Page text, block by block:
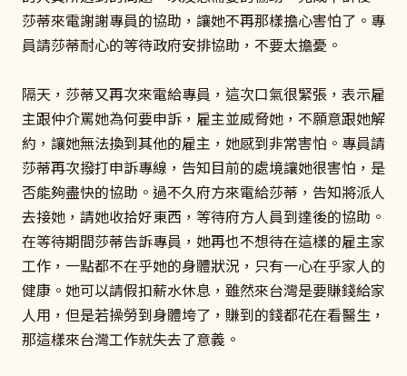
莎蒂來電謝謝專員的協助，讓她不再那樣擔心害怕了。專
員請莎蒂耐心的等待政府安排協助，不要太擔憂。
隔天，莎蒂又再次來電給專員，這次口氣很緊張，表示雇
主跟仲介罵她為何要申訴，雇主並威脅她，不願意跟她解
約，讓她無法換到其他的雇主，她感到非常害怕。專員請
莎蒂再次撥打申訴專線，告知目前的處境讓她很害怕，是
否能夠盡快的協助。過不久府方來電給莎蒂，告知將派人
去接她，請她收拾好東西，等待府方人員到達後的協助。
在等待期間莎蒂告訴專員，她再也不想待在這樣的雇主家
工作，一點都不在乎她的身體狀況，只有一心在乎家人的
健康。她可以請假扣薪水休息，雖然來台灣是要賺錢給家
人用，但是若操勞到身體垮了，賺到的錢都花在看醫生，
那這樣來台灣工作就失去了意義。